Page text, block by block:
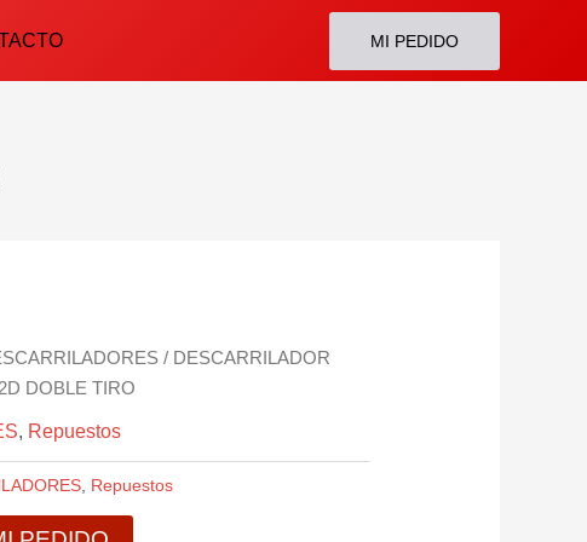
MI PEDIDO
/ DESCARRILADOR
DOBLE TIRO
, Repuestos
, Repuestos